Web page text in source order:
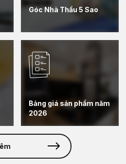
Góc Nhà Thầu 5 Sao
Bảng giá sản phẩm năm
2026